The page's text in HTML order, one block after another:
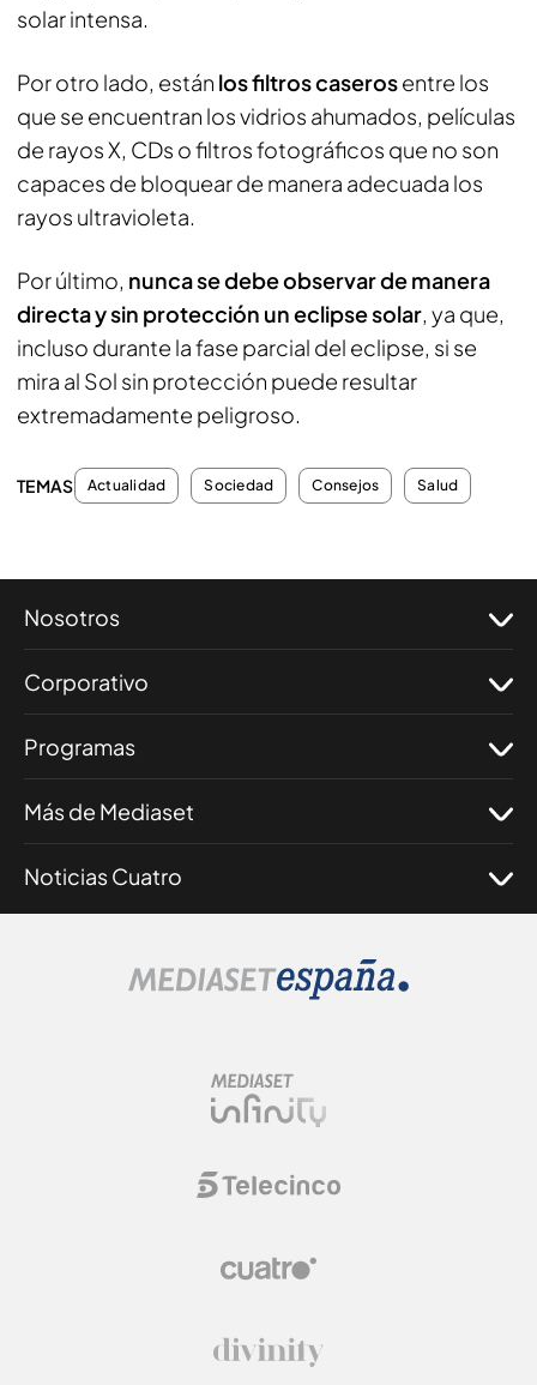
solar intensa.
Por otro lado, están los filtros caserosentre los
que se encuentran los vidrios ahumados, películas
de rayos X, CDs o filtros fotográficos que no son
capaces de bloquear de manera adecuada los
rayos ultravioleta.
Por último, nunca se debe observar de manera
directa y sin protección un eclipse solar, ya que,
incluso durante la fase parcial del eclipse, si se
mira al Sol sin protección puede resultar
extremadamente peligroso.
TEMAS Actualidad Sociedad Consejos Salud
Nosotros
Corporativo
Programas
Más de Mediaset
Noticias Cuatro